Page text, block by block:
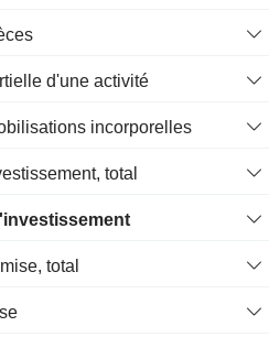
d'une activité
incorporelles
total
total